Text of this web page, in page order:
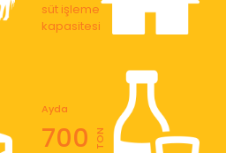
süt işleme
kapasitesi
700
Ayda
TON